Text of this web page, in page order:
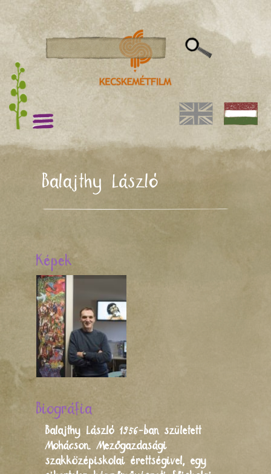
Balajthy László
Képek
Biográfia
Balajthy László 1956-ban született
Mohácson. Mezőgazdasági
szakközépiskolai érettségivel, egy